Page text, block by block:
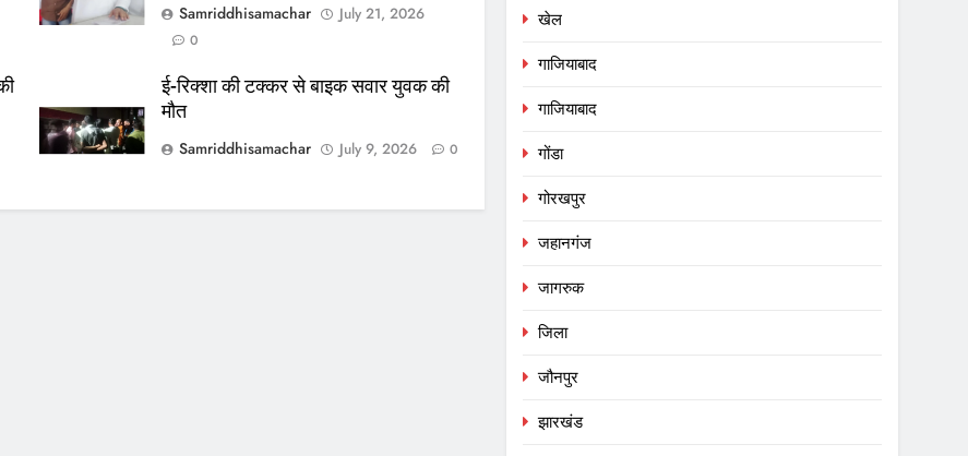
Samriddhisamachar
July 21, 2026
0
ई-रिक्शा की टक्कर से बाइक सवार युवक की
मौत
Samriddhisamachar
July 9, 2026 0
खेल
गाजियाबाद
गाजियाबाद
गोंडा
गोरखपुर
जहानगंज
जागरुक
जिला
जौनपुर
झारखंड